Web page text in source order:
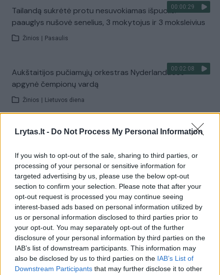
Lrytas.lt - Do Not Process My Personal Information
If you wish to opt-out of the sale, sharing to third parties, or
processing of your personal or sensitive information for
targeted advertising by us, please use the below opt-out
section to confirm your selection. Please note that after your
opt-out request is processed you may continue seeing
interest-based ads based on personal information utilized by
us or personal information disclosed to third parties prior to
your opt-out. You may separately opt-out of the further
disclosure of your personal information by third parties on the
IAB’s list of downstream participants. This information may
also be disclosed by us to third parties on the IAB’s List of
Downstream Participants that may further disclose it to other
00:00:29
Tailandą sukrėtė protu nesuvokiamas išpuolis:
paauglys nušovė senelius, 3 mokytojus ir 3 moksleivius
Žinios Pasaulis
00:02:08
Aukštaitijos pučiamųjų orkestras Nyderlanduose
apgynė čempionų vardą
Žinios Lietuvos diena
Visi įrašai
Žiūrimiausi įrašai
00:00:30
Vaizdai iš tragiškos avarijos Vilniaus r.: dviejų moterų ir
vaiko gyvybių išgelbėti nepavyko
Žinios Lietuvos diena
00:00:57